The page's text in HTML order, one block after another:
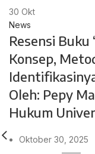
30 Okt
News
Resensi
Konsep,
Oleh: Pepy
Hukum
Oktober 30, 2025